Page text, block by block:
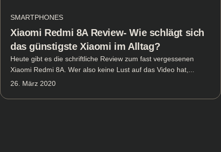
SMARTPHONES
Xiaomi Redmi 8A Review- Wie schlägt sich
das günstigste Xiaomi im Alltag?
Heute gibt es die schriftliche Review zum fast vergessenen
Xiaomi Redmi 8A. Wer also keine Lust auf das Video hat,...
26. März 2020